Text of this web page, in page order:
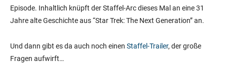
Episode. Inhaltlich knüpft der Staffel-Arc dieses Mal an eine 31
Jahre alte Geschichte aus “Star Trek: The Next Generation” an.
Und dann gibt es da auch noch einen Staffel-Trailer, der große
Fragen aufwirft…